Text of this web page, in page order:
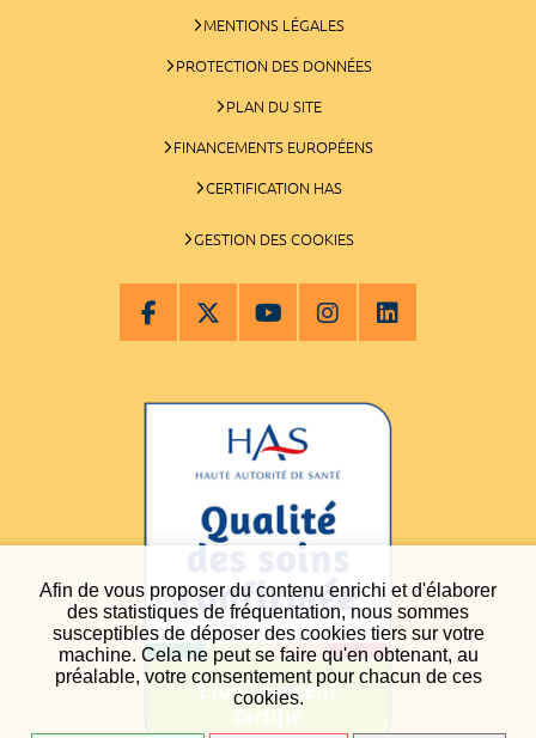
Afin de vous proposer du contenu enrichi et d'élaborer
des statistiques de fréquentation, nous sommes
susceptibles de déposer des cookies tiers sur votre
machine. Cela ne peut se faire qu'en obtenant, au
préalable, votre consentement pour chacun de ces
cookies.
MENTIONS LÉGALES
PROTECTION DES DONNÉES
PLAN DU SITE
FINANCEMENTS EUROPÉENS
CERTIFICATION HAS
GESTION DES COOKIES